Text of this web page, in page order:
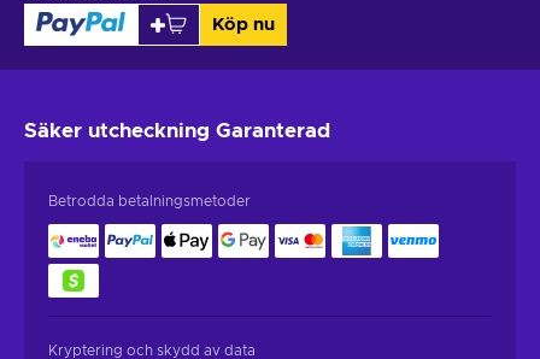
Köp nu
Säker utcheckning Garanterad
Betrodda betalningsmetoder
Kryptering och skydd av data